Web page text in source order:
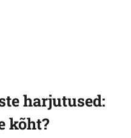
harjutused:
kõht?